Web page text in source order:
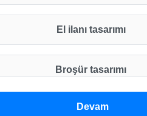
El ilanı tasarımı
Broşür tasarımı
Katalog tasarımı
Devam